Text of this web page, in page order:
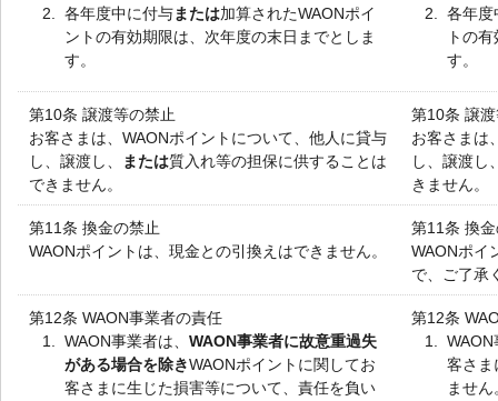
2.
各年度中に付与または加算されたWAONポイ
ントの有効期限は、次年度の末日までとしま
す。
2.
各年度
トの
す。
第10条 譲渡等の禁止
お客さまは、WAONポイントについて、他人に貸与
し、譲渡し、
または質入れ等の担保に供することは
できません。
第10条 譲
お客さまは
し、譲渡し
きません。
第11条 換金の禁止
WAONポイントは、現金との引換えはできません。
第11条 換
WAONポイ
で、ご了承
第12条 WAON事業者の責任
1.
WAON事業者は、WAON事業者に故意重過失
がある場合を除きWAONポイントに関してお
客さまに生じた損害等について、責任を負い
第12条
1.
客さま
ません